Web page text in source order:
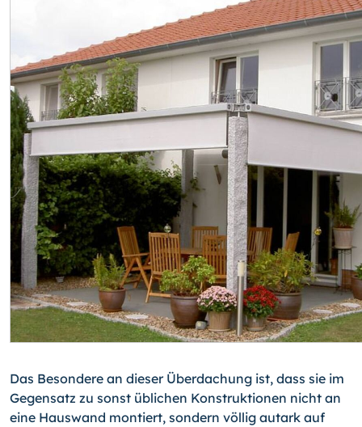
Das Besondere an dieser Überdachung ist, dass sie im
Gegensatz zu sonst üblichen Konstruktionen nicht an
eine Hauswand montiert, sondern völlig autark auf